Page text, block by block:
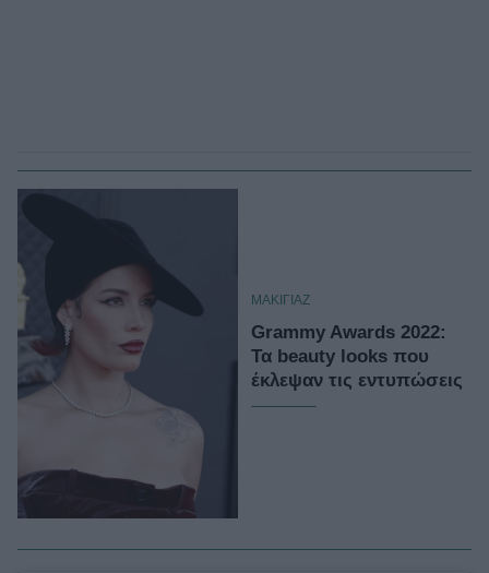
ΜΑΚΙΓΙΑΖ
Grammy Awards 2022:
Τα beauty looks που
έκλεψαν τις εντυπώσεις